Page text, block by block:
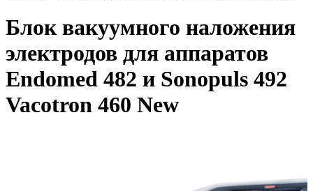
Блок вакуумного наложения
электродов для аппаратов
Endomed 482 и Sonopuls 492
Vacotron 460 New